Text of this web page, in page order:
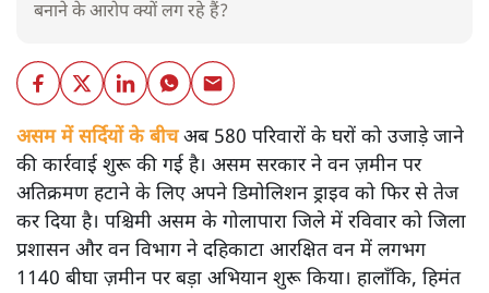
बनाने के आरोप क्यों लग रहे हैं?
असम में सर्दियों के बीच अब 580 परिवारों के घरों को उजाड़े जाने
की कार्रवाई शुरू की गई है। असम सरकार ने वन ज़मीन पर
अतिक्रमण हटाने के लिए अपने डिमोलिशन ड्राइव को फिर से तेज
कर दिया है। पश्चिमी असम के गोलापारा जिले में रविवार को जिला
प्रशासन और वन विभाग ने दहिकाटा आरक्षित वन में लगभग
1140 बीघा ज़मीन पर बड़ा अभियान शुरू किया। हालाँकि, हिमंत